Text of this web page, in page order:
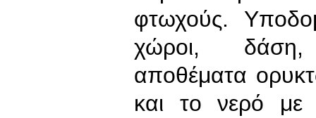
φτωχούς.
χώροι, δάση,
αποθέματα
και το νερό με